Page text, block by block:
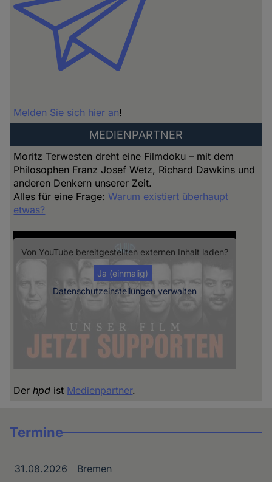
Melden Sie sich hier an!
MEDIENPARTNER
Moritz Terwesten dreht eine Filmdoku – mit dem
Philosophen Franz Josef Wetz, Richard Dawkins und
anderen Denkern unserer Zeit.
Alles für eine Frage: Warum existiert überhaupt
etwas?
Von YouTube bereitgestellten externen Inhalt laden?
Ja (einmalig)
Datenschutzeinstellungen verwalten
Derhpd ist Medienpartner.
Termine
Datum
31.08.2026
Ort Bremen